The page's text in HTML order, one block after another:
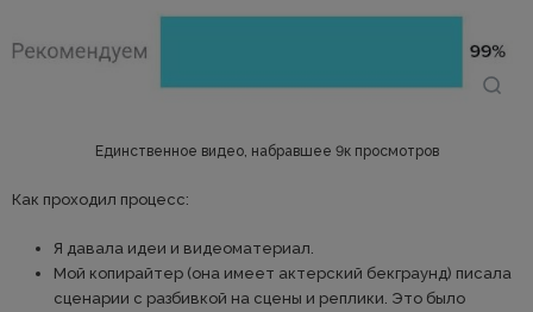
Единственное видео, набравшее 9к просмотров
Как проходил процесс:
Я давала идеи и видеоматериал.
Мой копирайтер (она имеет актерский бекграунд) писала
сценарии с разбивкой на сцены и реплики. Это было